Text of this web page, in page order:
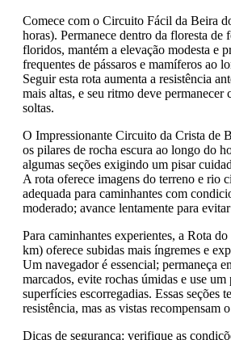
Comece com o Circuito Fácil da Beira
horas). Permanece dentro da floresta de
floridos, mantém a elevação modesta e
frequentes de pássaros e mamíferos ao
Seguir esta rota aumenta a resistência
mais altas, e seu ritmo deve permanecer
soltas.
O Impressionante Circuito da Crista de
os pilares de rocha escura ao longo do
algumas seções exigindo um pisar
A rota oferece imagens do terreno e rio
adequada para caminhantes com
moderado; avance lentamente para
Para caminhantes experientes, a Rota
km) oferece subidas mais íngremes e
Um navegador é essencial; permaneça
marcados, evite rochas úmidas e use um
superfícies escorregadias. Essas seções
resistência, mas as vistas recompensam
Dicas de segurança: verifique as